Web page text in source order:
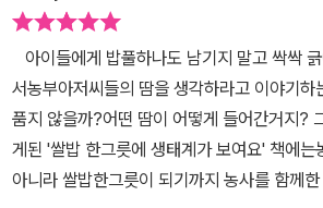
어떻대요? 맛이 없을 것 같은데.. 맛이 있을까
쏟아내는 아이들.. 백과사전이라도 찾아야
다.기나긴 이야기를 읽어봤어요. 이 책을 아
야기가 있는 도감 같다는 생각이 들더라구요.
이들이 너무나 즐거워 하는 책이였답니다..곤
으면서도 내용이 재미있어 시골에 계신 할아
하게 다루고 있는데 그 과정을 엿보면 자연스
알게 된다. 먹고 먹히는 먹이 사슬 관계도 배우
을 먹기 위해서는 얼마나 많은 과정과 노력이
한톨이 더욱 소중해졌다.​지식그림책은 딱딱
각했는데 동화와 그림으로 쉽게 잘 풀어 놓고
게 볼 수 있을 것 같다. 특히 부록으로 한눈에
정이나 재활용품으로 벼 키워 보기, 논 친구들
아이들에게 밥풀하나도 남기지 말고 싹싹
서농부아저씨들의 땀을 생각하라고 이야기하
품지 않을까?어떤 땀이 어떻게 들어간거지?
게된 '쌀밥 한그릇에 생태계가 보여요' 책에는
아니라 쌀밥한그릇이 되기까지 농사를 함께